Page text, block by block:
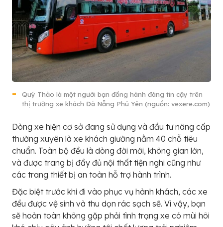
Quý Thảo là một người bạn đồng hành đáng tin cậy trên
thị trường xe khách Đà Nẵng Phú Yên (nguồn: vexere.com)
Dòng xe hiện cơ sở đang sử dụng và đầu tư nâng cấp
thường xuyên là xe khách giường nằm 40 chỗ tiêu
chuẩn. Toàn bộ đều là dòng đời mới, không gian lớn,
và được trang bị đầy đủ nội thất tiện nghi cũng như
các trang thiết bị an toàn hỗ trợ hành trình.
Đặc biệt trước khi đi vào phục vụ hành khách, các xe
đều được vệ sinh và thu dọn rác sạch sẽ. Vì vậy, bạn
sẽ hoàn toàn không gặp phải tình trạng xe có mùi hôi